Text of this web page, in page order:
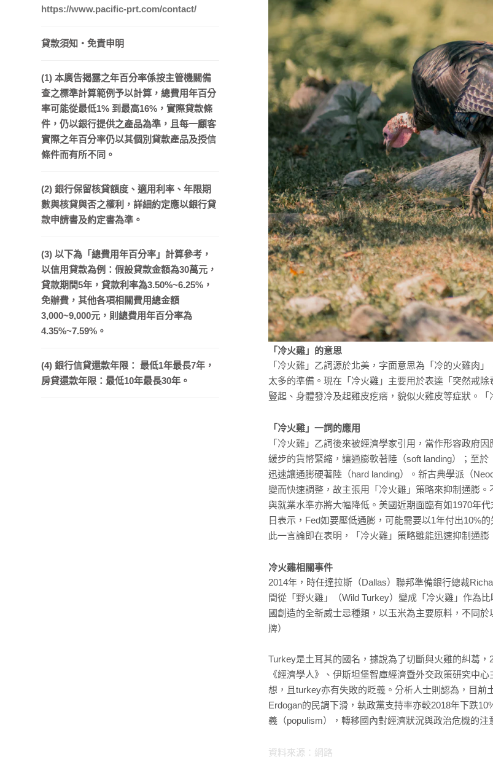
「冷火雞」的意思
「冷火雞」乙詞源於北美，字面意思為「冷的火雞肉
太多的準備。現在「冷火雞」主要用於表達「突然戒
豎起、身體發冷及起雞皮疙瘩，貌似火雞皮等症狀。
「冷火雞」一詞的應用
「冷火雞」乙詞後來被經濟學家引用，當作形容政府
緩步的貨幣緊縮，讓通膨軟著陸（soft landing）；至
迅速讓通膨硬著陸（hard landing）。新古典學派（
變而快速調整，故主張用「冷火雞」策略來抑制通膨
與就業水準亦將大幅降低。美國近期面臨有如1970年
日表示，Fed如要壓低通膨，可能需要以1年付出10%
此一言論即在表明，「冷火雞」策略雖能迅速抑制通膨
冷火雞相關事件
2014年，時任達拉斯（Dallas）聯邦準備銀行總裁
間從「野火雞」（Wild Turkey）變成「冷火雞」作為
國創造的全新威士忌種類，以玉米為主要原料，不同
牌）
Turkey是土耳其的國名，據說為了切斷與火雞的糾葛
《經濟學人》、伊斯坦堡智庫經濟暨外交政策研究中
想，且turkey亦有失敗的貶義。分析人士則認為，目前
Erdogan的民調下滑，執政黨支持率亦較2018年下跌
義（populism），轉移國內對經濟狀況與政治危機的注
資料來源：網路
https://www.pacific-prt.com/contact/
貸款須知・免責申明
(1) 本廣告揭露之年百分率係按主管機關備
查之標準計算範例予以計算，總費用年百分
率可能從最低1% 到最高16%，實際貸款條
件，仍以銀行提供之產品為準，且每一顧客
實際之年百分率仍以其個別貸款產品及授信
條件而有所不同。
(2) 銀行保留核貸額度、適用利率、年限期
數與核貸與否之權利，詳細約定應以銀行貸
款申請書及約定書為準。
(3) 以下為「總費用年百分率」計算參考，
以信用貸款為例：假設貸款金額為30萬元，
貸款期間5年，貸款利率為3.50%~6.25%，
免辦費，其他各項相關費用總金額
3,000~9,000元，則總費用年百分率為
4.35%~7.59%。
(4) 銀行信貸還款年限： 最低1年最長7年，
房貸還款年限：最低10年最長30年。